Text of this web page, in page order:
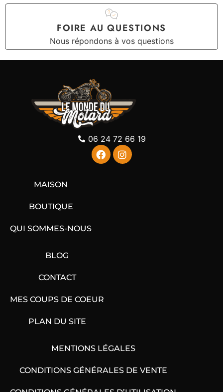
FOIRE AU QUESTIONS
Nous répondons à vos questions
06 24 72 66 19
MAISON
BOUTIQUE
QUI SOMMES-NOUS
BLOG
CONTACT
MES COUPS DE COEUR
PLAN DU SITE
MENTIONS LÉGALES
CONDITIONS GÉNÉRALES DE VENTE